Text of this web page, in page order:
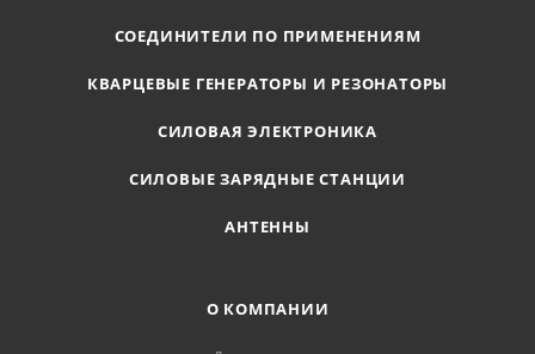
СОЕДИНИТЕЛИ ПО ПРИМЕНЕНИЯМ
КВАРЦЕВЫЕ ГЕНЕРАТОРЫ И РЕЗОНАТОРЫ
СИЛОВАЯ ЭЛЕКТРОНИКА
СИЛОВЫЕ ЗАРЯДНЫЕ СТАНЦИИ
АНТЕННЫ
О КОМПАНИИ